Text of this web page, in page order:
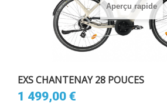
Aperçu rapide
EXS CHANTENAY 28 POUCES
1 499,00 €